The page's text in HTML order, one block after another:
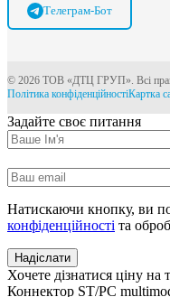
Телеграм-Бот
© 2026 ТОВ «ДТЦ ГРУП». Всі
Політика конфіденційностіКартка
Задайте своє питання
Натискаючи кнопку, ви
конфіденційності та
Надіслати
Хочете дізнатися ціну на
Коннектор ST/PC